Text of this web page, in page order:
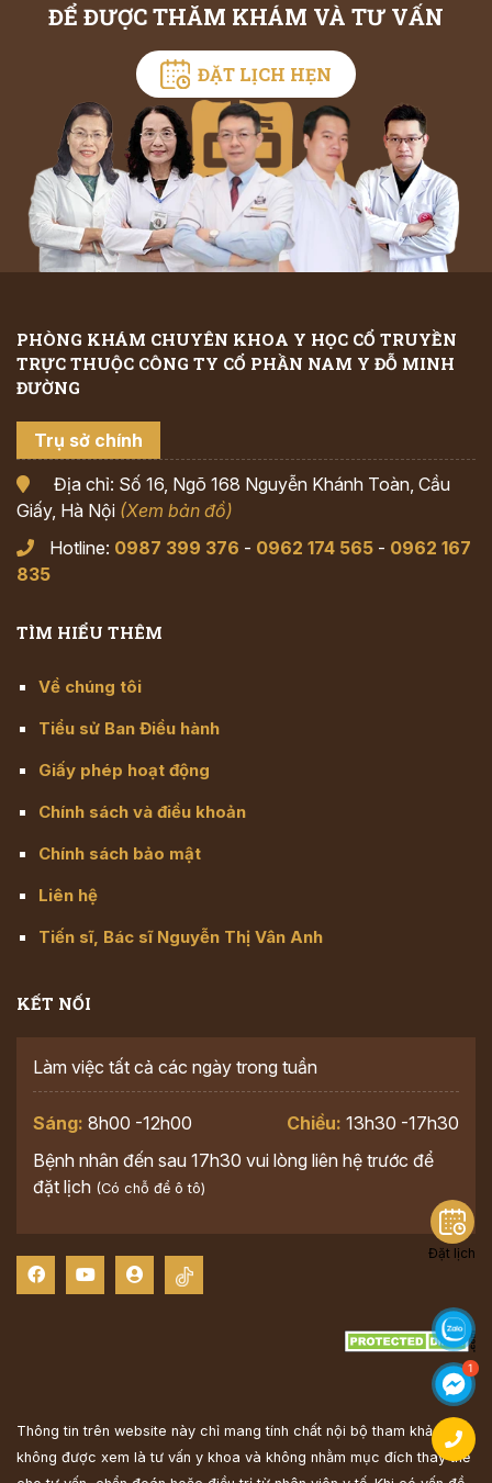
ĐỂ ĐƯỢC THĂM KHÁM VÀ TƯ VẤN
ĐẶT LỊCH HẸN
PHÒNG KHÁM CHUYÊN KHOA Y HỌC CỔ TRUYỀN
TRỰC THUỘC CÔNG TY CỔ PHẦN NAM Y ĐỖ MINH
ĐƯỜNG
Trụ sở chính
Địa chỉ: Số 16, Ngõ 168 Nguyễn Khánh Toàn, Cầu
Giấy, Hà Nội (Xem bản đồ)
Hotline: 0987 399 376 - 0962 174 565 - 0962 167
835
TÌM HIỂU THÊM
Về chúng tôi
Tiểu sử Ban Điều hành
Giấy phép hoạt động
Chính sách và điều khoản
Chính sách bảo mật
Liên hệ
Tiến sĩ, Bác sĩ Nguyễn Thị Vân Anh
KẾT NỐI
Làm việc tất cả các ngày trong tuần
Sáng: 8h00 -12h00 Chiều: 13h30 -17h30
Bệnh nhân đến sau 17h30 vui lòng liên hệ trước để
đặt lịch (Có chỗ để ô tô)
Thông tin trên website này chỉ mang tính chất nội bộ tham khảo;
không được xem là tư vấn y khoa và không nhằm mục đích thay thế
Đặt lịch